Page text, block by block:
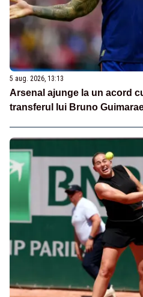
5 aug. 2026, 13:13
Arsenal ajunge la un acord
transferul lui Bruno